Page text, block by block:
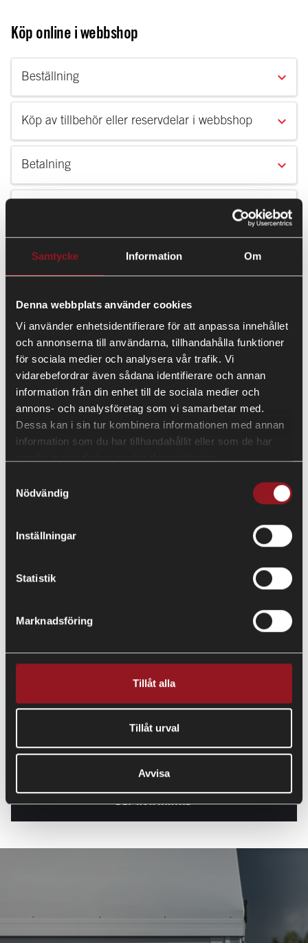
Samtycke Information Om
Denna webbplats använder cookies
Vi använder enhetsidentifierare för att anpassa innehållet
och annonserna till användarna, tillhandahålla funktioner
för sociala medier och analysera vår trafik. Vi
vidarebefordrar även sådana identifierare och annan
information från din enhet till de sociala medier och
annons- och analysföretag som vi samarbetar med.
Dessa kan i sin tur kombinera informationen med annan
information som du har tillhandahållit eller som de har
Nödvändig
Inställningar
Statistik
Marknadsföring
Tillåt alla
Tillåt urval
Avvisa
Köp online i webbshop
Beställning
Köp av tillbehör eller reservdelar i webbshop
Betalning
Frakt
Byte och retur
Outlösta försändelser
Avbeställning
Hittar du inte svar på dina frågor? Ring oss eller begär
0490-30090
BLI KONTAKTAD